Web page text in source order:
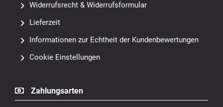
Widerrufsrecht & Widerrufsformular
Lieferzeit
Informationen zur Echtheit der Kundenbewertungen
Cookie Einstellungen
Zahlungsarten